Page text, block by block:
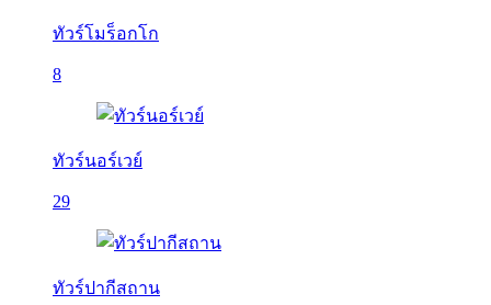
ทัวร์โมร็อกโก
8
ทัวร์นอร์เวย์
29
ทัวร์ปากีสถาน